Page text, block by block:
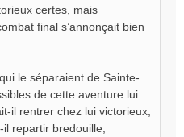
certes, mais
final s’annonçait bien
le séparaient de Sainte-
de cette aventure lui
il rentrer chez lui victorieux,
repartir bredouille,